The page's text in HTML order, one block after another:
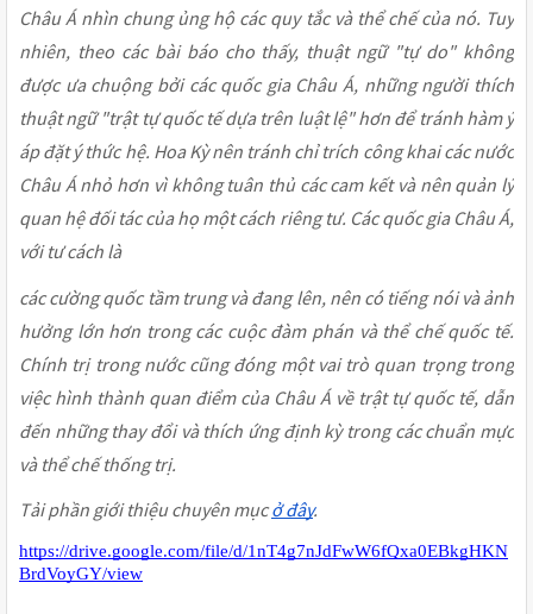
Châu Á nhìn chung ủng hộ các quy tắc và thể chế của nó. Tuy
nhiên, theo các bài báo cho thấy, thuật ngữ "tự do" không
được ưa chuộng bởi các quốc gia Châu Á, những người thích
thuật ngữ "trật tự quốc tế dựa trên luật lệ" hơn để tránh hàm ý
áp đặt ý thức hệ. Hoa Kỳ nên tránh chỉ trích công khai các nước
Châu Á nhỏ hơn vì không tuân thủ các cam kết và nên quản lý
quan hệ đối tác của họ một cách riêng tư. Các quốc gia Châu Á,
với tư cách là
các cường quốc tầm trung và đang lên, nên có tiếng nói và ảnh
hưởng lớn hơn trong các cuộc đàm phán và thể chế quốc tế.
Chính trị trong nước cũng đóng một vai trò quan trọng trong
việc hình thành quan điểm của Châu Á về trật tự quốc tế, dẫn
đến những thay đổi và thích ứng định kỳ trong các chuẩn mực
và thể chế thống trị.
Tải phần giới thiệu chuyên mụcở đây.
https://drive.google.com/file/d/1nT4g7nJdFwW6fQxa0EBkgHKN
BrdVoyGY/view